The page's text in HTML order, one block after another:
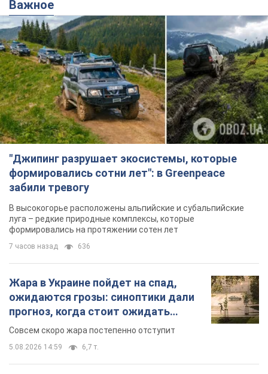
Важное
"Джипинг разрушает экосистемы, которые
формировались сотни лет": в Greenpeace
забили тревогу
В высокогорье расположены альпийские и субальпийские
луга – редкие природные комплексы, которые
формировались на протяжении сотен лет
7 часов назад 636
Жара в Украине пойдет на спад,
ожидаются грозы: синоптики дали
прогноз, когда стоит ожидать
изменения погоды
Совсем скоро жара постепенно отступит
5.08.2026 14:59 6,7 т.